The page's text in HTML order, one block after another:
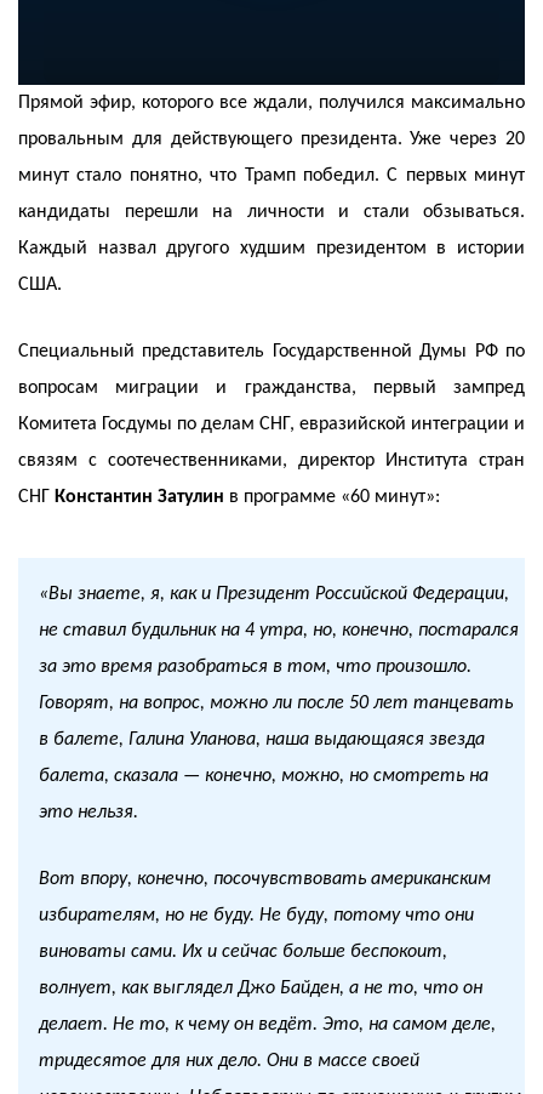
Прямой эфир, которого все ждали, получился максимально
провальным для действующего президента. Уже через 20
минут стало понятно, что Трамп победил. С первых минут
кандидаты перешли на личности и стали обзываться.
Каждый назвал другого худшим президентом в истории
США.
Специальный представитель Государственной Думы РФ по
вопросам миграции и гражданства, первый зампред
Комитета Госдумы по делам СНГ, евразийской интеграции и
связям с соотечественниками, директор Института стран
СНГ Константин Затулин в программе «60 минут»:
«Вы знаете, я, как и Президент Российской Федерации,
не ставил будильник на 4 утра, но, конечно, постарался
за это время разобраться в том, что произошло.
Говорят, на вопрос, можно ли после 50 лет танцевать
в балете, Галина Уланова, наша выдающаяся звезда
балета, сказала — конечно, можно, но смотреть на
это нельзя.
Вот впору, конечно, посочувствовать американским
избирателям, но не буду. Не буду, потому что они
виноваты сами. Их и сейчас больше беспокоит,
волнует, как выглядел Джо Байден, а не то, что он
делает. Не то, к чему он ведёт. Это, на самом деле,
тридесятое для них дело. Они в массе своей